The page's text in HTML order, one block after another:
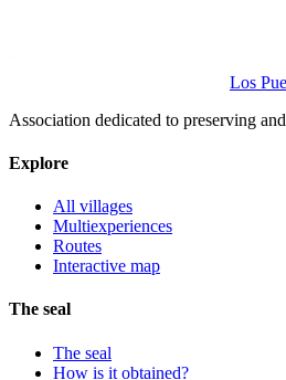
Los
Association dedicated to preserving
Explore
All villages
Multiexperiences
Routes
Interactive map
The seal
The seal
How is it obtained?